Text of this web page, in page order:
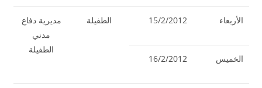
الأربعاء 15/2/2012 الطفيلة
مديرية دفاع
مدني
الطفيلة
الخميس
16/2/2012